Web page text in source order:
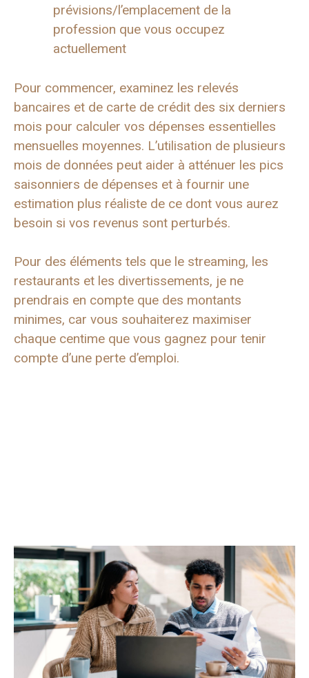
prévisions/l’emplacement de la
profession que vous occupez
actuellement
Pour commencer, examinez les relevés
bancaires et de carte de crédit des six derniers
mois pour calculer vos dépenses essentielles
mensuelles moyennes. L’utilisation de plusieurs
mois de données peut aider à atténuer les pics
saisonniers de dépenses et à fournir une
estimation plus réaliste de ce dont vous aurez
besoin si vos revenus sont perturbés.
Pour des éléments tels que le streaming, les
restaurants et les divertissements, je ne
prendrais en compte que des montants
minimes, car vous souhaiterez maximiser
chaque centime que vous gagnez pour tenir
compte d’une perte d’emploi.